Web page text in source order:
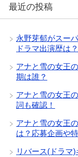
最近の投稿
永野芽郁がスー
ドラマ出演歴は？
アナと雪の女王
期は誰？
アナと雪の女王
詞も確認！
アナと雪の女王
は？応募企画や
リバース(ドラマ